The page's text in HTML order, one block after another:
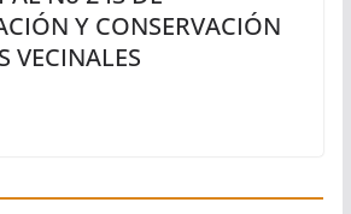
Y CONSERVACIÓN
VECINALES